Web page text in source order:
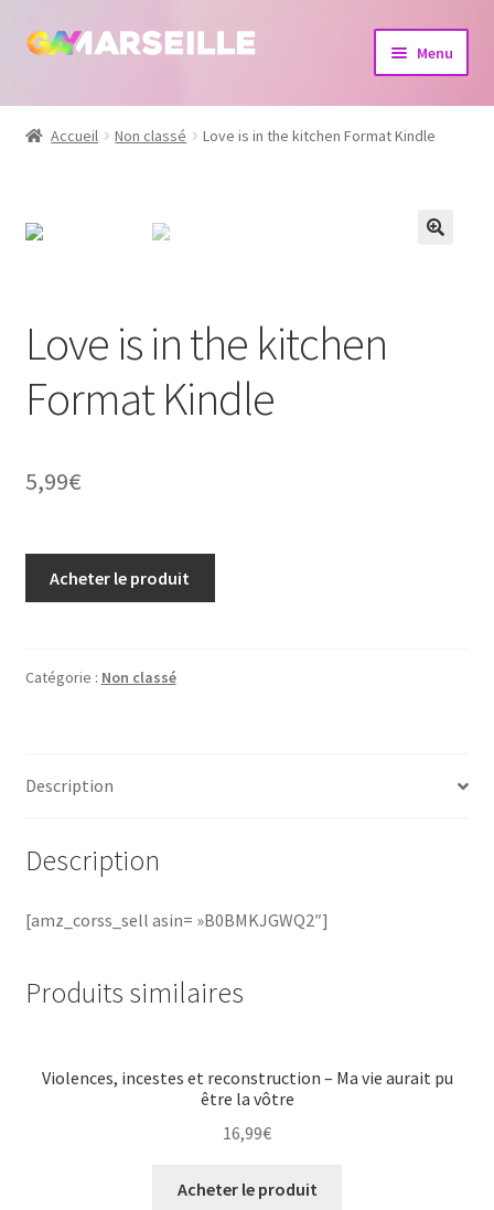
Aller
navigation
Aller
Menu
Boutique
Calendrier
Livres
Accueil Non classé Love is in the kitchen Format Kindle
Love is in the kitchen
Format Kindle
5,99€
Acheter le produit
Catégorie : Non classé
Description
Description
[amz_corss_sell asin= »B0BMKJGWQ2″]
Produits similaires
Violences, incestes et reconstruction – Ma vie aurait pu
être la vôtre
16,99€
Acheter le produit